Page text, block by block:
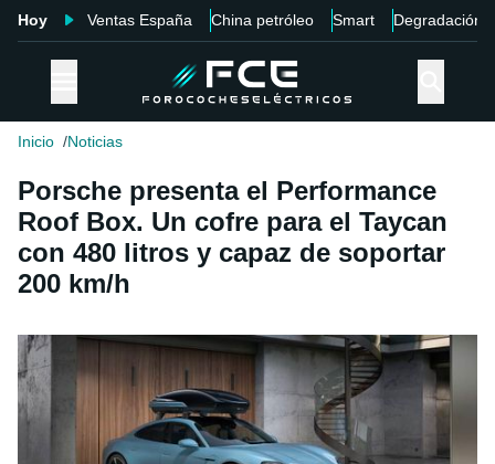
Hoy Ventas España China petróleo Smart Degradación
Inicio Noticias
Porsche presenta el Performance
Roof Box. Un cofre para el Taycan
con 480 litros y capaz de soportar
200 km/h